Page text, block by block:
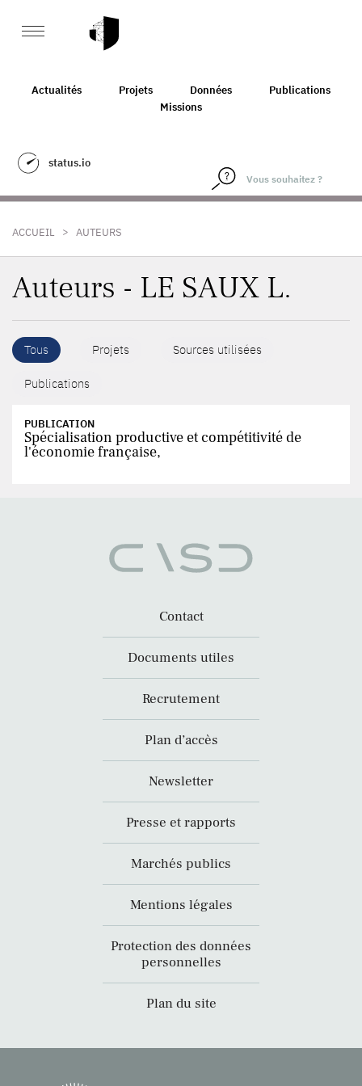
Actualités Projets Données
Publications
Missions
status.io
ACCUEIL > AUTEURS
Auteurs - LE SAUX L.
Tous Projets Sources utilisées
Publications
PUBLICATION
Spécialisation productive et compétitivité de
l'économie française,
Contact
Documents utiles
Recrutement
Plan d’accès
Newsletter
Presse et rapports
Marchés publics
Mentions légales
Protection des données
personnelles
Plan du site